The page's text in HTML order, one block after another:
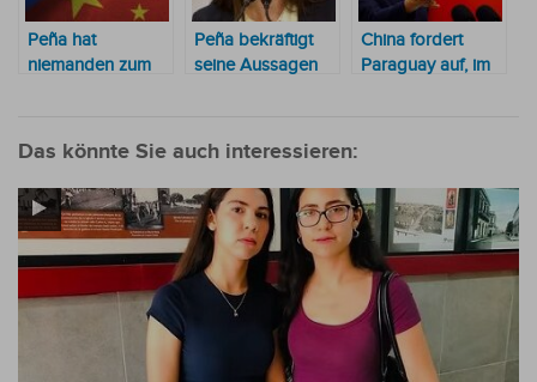
Peña hat
niemanden zum
um Taiwan nicht
Peña bekräftigt
seine Aussagen
zwischen
China
China fordert
Paraguay auf, im
folgen
Das könnte Sie auch interessieren: